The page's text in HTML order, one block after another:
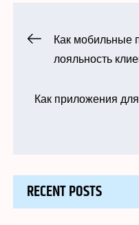
Как мобильные
лояльность
Как приложения
RECENT POSTS